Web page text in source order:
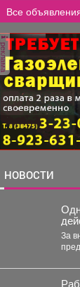
Все
реклама
НОВОСТИ
За